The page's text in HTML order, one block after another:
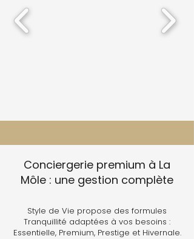
Conciergerie premium à La
Môle : une gestion complète
Style de Vie propose des formules
Tranquillité adaptées à vos besoins :
Essentielle, Premium, Prestige et Hivernale.